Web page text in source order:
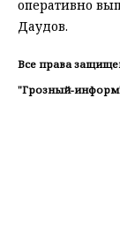
оперативно
Даудов.
Все права
"Грозный-